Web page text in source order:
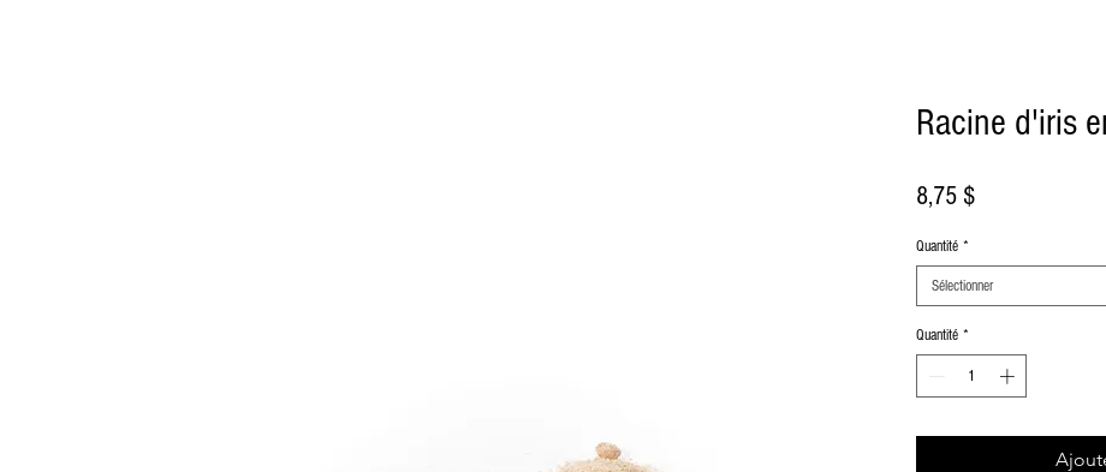
Racine d'iris
8,75 $Prix
Quantité *
Sélectionner
Quantité *